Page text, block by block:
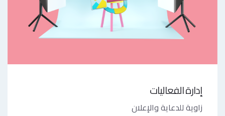
إدارة الفعاليات
زاوية للدعاية والإعلان